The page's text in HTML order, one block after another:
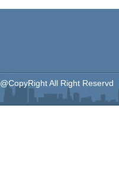
@CopyRight All Right Reservd